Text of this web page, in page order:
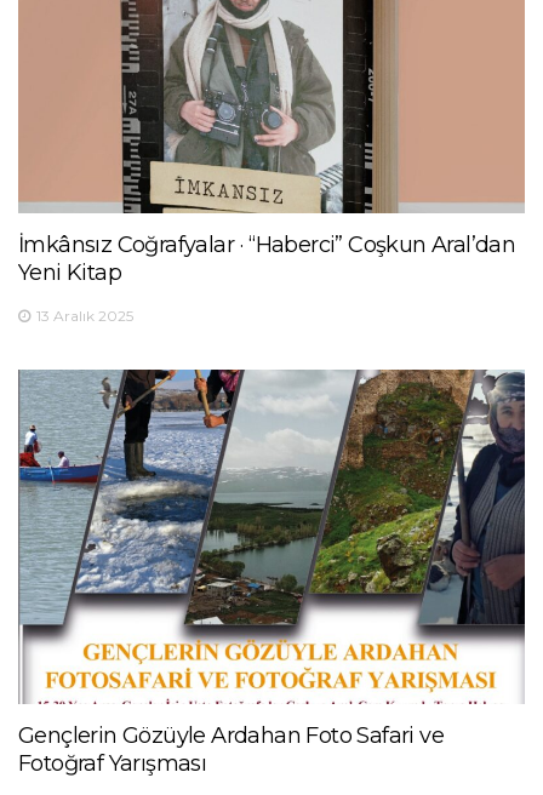
İmkânsız Coğrafyalar · “Haberci” Coşkun Aral’dan
Yeni Kitap
13 Aralık 2025
Gençlerin Gözüyle Ardahan Foto Safari ve
Fotoğraf Yarışması